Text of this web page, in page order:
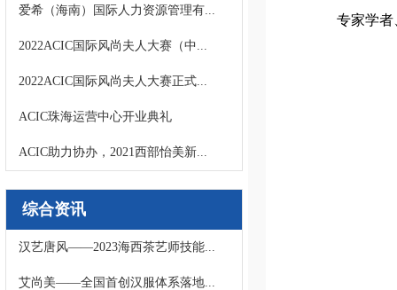
爱希（海南）国际人力资源管理有...
2022ACIC国际风尚夫人大赛（中...
2022ACIC国际风尚夫人大赛正式...
ACIC珠海运营中心开业典礼
ACIC助力协办，2021西部怡美新...
综合资讯
汉艺唐风——2023海西茶艺师技能...
艾尚美——全国首创汉服体系落地...
专家学